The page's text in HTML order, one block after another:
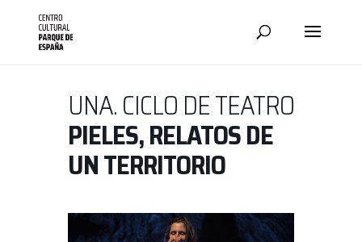
UNA. CICLO DE TEATRO
PIELES, RELATOS DE
UN TERRITORIO